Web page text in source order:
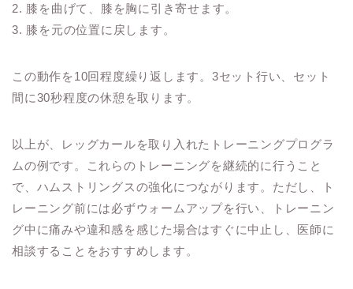
2. 膝を曲げて、膝を胸に引き寄せます。
3. 膝を元の位置に戻します。
この動作を10回程度繰り返します。3セット行い、セット
間に30秒程度の休憩を取ります。
以上が、レッグカールを取り入れたトレーニングプログラ
ムの例です。これらのトレーニングを継続的に行うこと
で、ハムストリングスの強化につながります。ただし、ト
レーニング前には必ずウォームアップを行い、トレーニン
グ中に痛みや違和感を感じた場合はすぐに中止し、医師に
相談することをおすすめします。